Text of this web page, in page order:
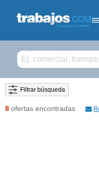
Filtrar búsqueda
8 ofertas encontradas